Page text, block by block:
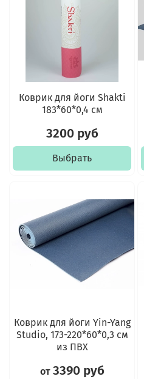
Коврик для йоги Shakti
183*60*0,4 см
3200 руб
Выбрать
Коврик для йоги Yin-Yang
Studio, 173-220*60*0,3 см
из ПВХ
от 3390 руб